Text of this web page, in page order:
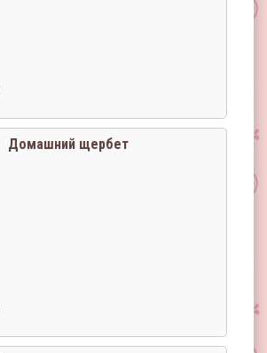
Домашний щербет